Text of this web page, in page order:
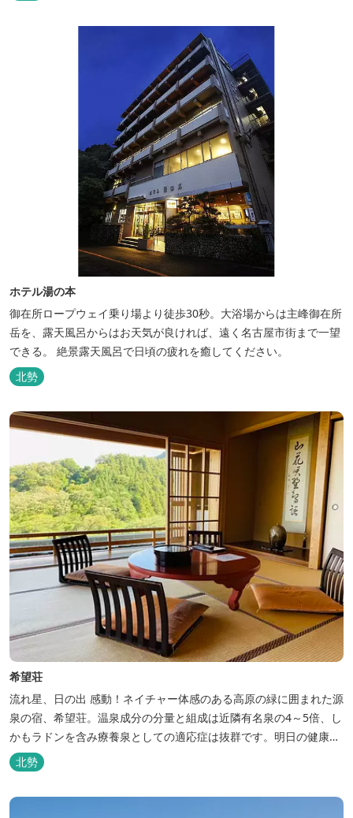
ホテル湯の本
御在所ロープウェイ乗り場より徒歩30秒。大浴場からは主峰御在所
岳を、露天風呂からはお天気が良ければ、遠く名古屋市街まで一望
できる。 絶景露天風呂で日頃の疲れを癒してください。
北勢
希望荘
流れ星、日の出 感動！ネイチャー体感のある高原の緑に囲まれた源
泉の宿、希望荘。温泉成分の分量と組成は近隣有名泉の4～5倍、し
かもラドンを含み療養泉としての適応症は抜群です。明日の健康
に、ご宿泊はもちろん日帰り入浴もお気軽にお立ち寄り下さい。 熱
気浴ラドンの泉も新たにオープン！ぜひご利用ください。
北勢